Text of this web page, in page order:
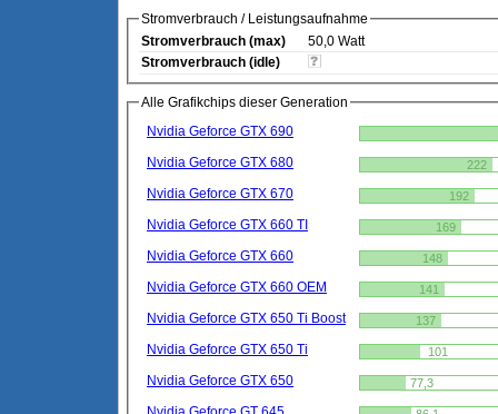
Stromverbrauch / Leistungsaufnahme
Stromverbrauch (max)
50,0 Watt
Stromverbrauch (idle)
Alle Grafikchips dieser Generation
Nvidia Geforce GTX 690
Nvidia Geforce GTX 680
222
Nvidia Geforce GTX 670 192
Nvidia Geforce GTX 660 TI 169
Nvidia Geforce GTX 660 148
Nvidia Geforce GTX 660 OEM 141
Nvidia Geforce GTX 650 Ti Boost 137
Nvidia Geforce GTX 650 Ti 101
Nvidia Geforce GTX 650 77,3